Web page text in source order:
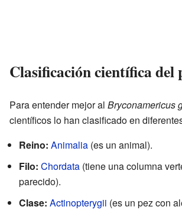
Clasificación científica del
Para entender mejor al Bryconamericus
científicos lo han clasificado en
Reino: Animalia (es un animal).
Filo: Chordata (tiene una columna
parecido).
Clase: Actinopterygii (es un pez con